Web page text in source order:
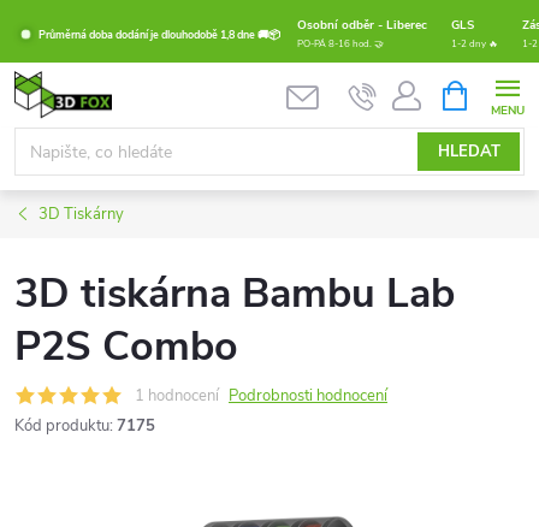
obsah
Průměrná doba dodání je dlouhodobě 1,8 dne 🚚📦
Osobní odběr - Liberec GLS
PO-PÁ 8-16 hod. 🤝 1-2 dny 🔥 1-
HLEDAT
NÁKUPNÍ
KOŠÍK
3D Tiskárny
3D tiskárna Bambu Lab
P2S Combo
1 hodnocení Podrobnosti hodnocení
Kód produktu: 7175